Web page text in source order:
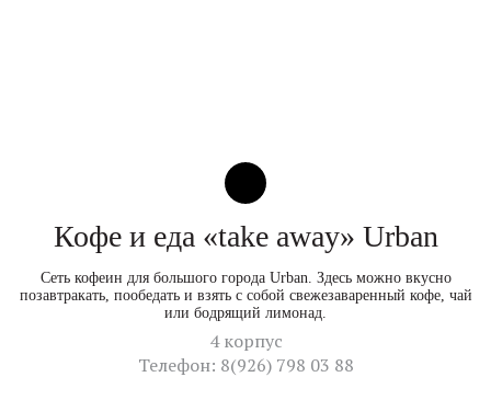
Кофе и еда «take away» Urban
Сеть кофеин для большого города Urban. Здесь можно вкусно
позавтракать, пообедать и взять с собой свежезаваренный кофе, чай
или бодрящий лимонад.
4 корпус
Телефон: 8(926) 798 03 88